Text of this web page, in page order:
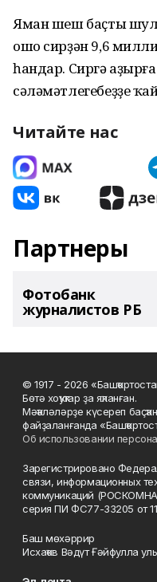
Яман шеш баҫты шул
ошо сирҙән 9,6
һандар. Сиргә
сәләмәтлегебеҙҙе
Читайте нас
Партнеры
Фотобанк
журналистов РБ
© 1917 - 2026
Бөтә хоҡуҡтар ҙа яҡланған.
Мәҡәләләрҙе күсереп
файҙаланғанда
Об использовании
Зарегистрировано
связи, информационных
коммуникаций
серия ПИ ФС77-33205 от
Баш мөхәррир
Исхаҡов Вәдүт Ғәйфулла